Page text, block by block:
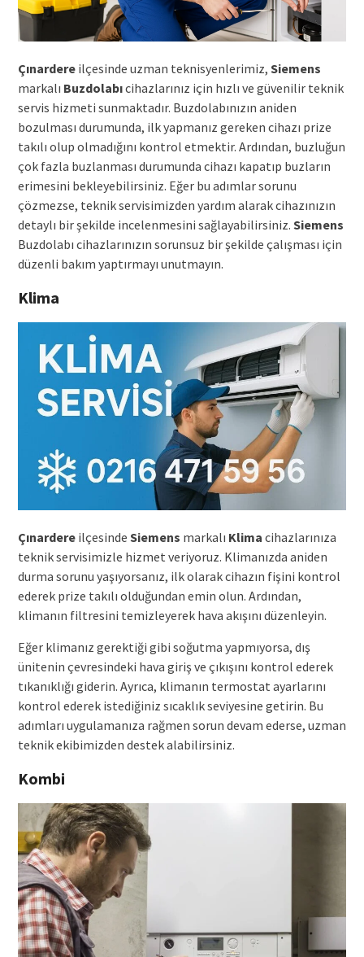
Çınardereilçesinde uzman teknisyenlerimiz, Siemens
markalı Buzdolabıcihazlarınız için hızlı ve güvenilir teknik
servis hizmeti sunmaktadır. Buzdolabınızın aniden
bozulması durumunda, ilk yapmanız gereken cihazı prize
takılı olup olmadığını kontrol etmektir. Ardından, buzluğun
çok fazla buzlanması durumunda cihazı kapatıp buzların
erimesini bekleyebilirsiniz. Eğer bu adımlar sorunu
çözmezse, teknik servisimizden yardım alarak cihazınızın
detaylı bir şekilde incelenmesini sağlayabilirsiniz. Siemens
Buzdolabı cihazlarınızın sorunsuz bir şekilde çalışması için
düzenli bakım yaptırmayı unutmayın.
Klima
Çınardereilçesinde Siemens markalı Klima cihazlarınıza
teknik servisimizle hizmet veriyoruz. Klimanızda aniden
durma sorunu yaşıyorsanız, ilk olarak cihazın fişini kontrol
ederek prize takılı olduğundan emin olun. Ardından,
klimanın filtresini temizleyerek hava akışını düzenleyin.
Eğer klimanız gerektiği gibi soğutma yapmıyorsa, dış
ünitenin çevresindeki hava giriş ve çıkışını kontrol ederek
tıkanıklığı giderin. Ayrıca, klimanın termostat ayarlarını
kontrol ederek istediğiniz sıcaklık seviyesine getirin. Bu
adımları uygulamanıza rağmen sorun devam ederse, uzman
teknik ekibimizden destek alabilirsiniz.
Kombi